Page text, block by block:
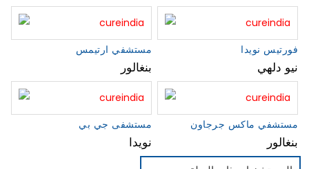
مستشفي ارتيمس
بنغالور
فورتيس نويدا
نيو دلهي
مستشفى جي بي
نويدا
مستشفي ماكس جرجاون
بنغالور